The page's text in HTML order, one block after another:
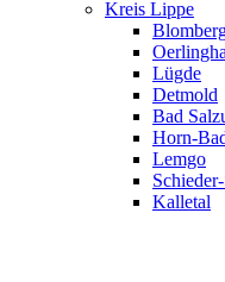
Kreis Lippe
Lügde
Detmold
Bad
Horn-
Lemgo
Kalletal